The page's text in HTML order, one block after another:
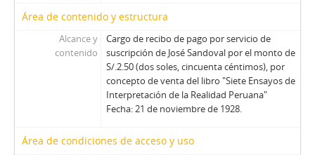
Área de contenido y estructura
Alcance y
contenido
Cargo de recibo de pago por servicio de
suscripción de José Sandoval por el monto de
S/.2.50 (dos soles, cincuenta céntimos), por
concepto de venta del libro "Siete Ensayos de
Interpretación de la Realidad Peruana"
Fecha: 21 de noviembre de 1928.
Área de condiciones de acceso y uso